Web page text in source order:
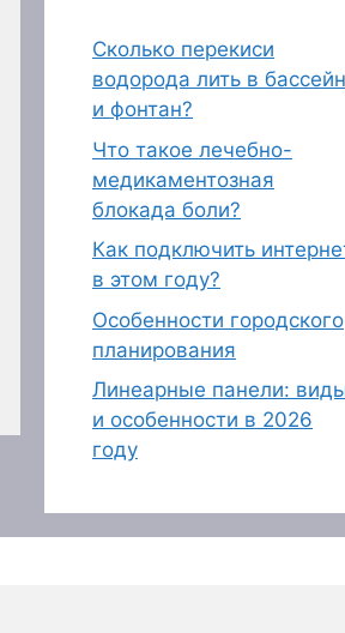
Сколько перекиси
водорода лить в бассейн
и фонтан?
Что такое лечебно-
медикаментозная
блокада боли?
Как подключить
в этом году?
Особенности городского
планирования
Линеарные панели:
и особенности в 2026
году